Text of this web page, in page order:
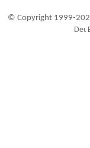
© Copyright 1999-